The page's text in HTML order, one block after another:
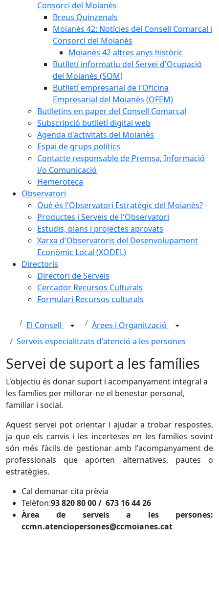
Consorci del Moianès
Breus Quinzenals
Moianès 42: Notícies del Consell Comarcal i
Consorci del Moianès
Moianès 42 altres anys històric
Butlletí informatiu del Servei d'Ocupació
del Moianès (SOM)
Butlletí empresarial de l'Oficina
Empresarial del Moianès (OFEM)
Butlletins en paper del Consell Comarcal
Subscripció butlletí digital web
Agenda d'activitats del Moianès
Espai de grups polítics
Contacte responsable de Premsa, Informació
i/o Comunicació
Hemeroteca
Observatori
Què és l'Observatori Estratègic del Moianès?
Productes i Serveis de l'Observatori
Estudis, plans i projectes aprovats
Xarxa d'Observatoris del Desenvolupament
Econòmic Local (XODEL)
Directoris
Directori de Serveis
Cercador Recursos Culturals
Formulari Recursos culturals
El Consell
Àrees i Organització
Serveis especialitzats d'atenció a les persones
Servei de suport a les famílies
L'objectiu és donar suport i acompanyament integral a
les famílies per millorar-ne el benestar personal,
familiar i social.
Aquest servei pot orientar i ajudar a trobar respostes,
ja que els canvis i les incerteses en les famílies sovint
són més fàcils de gestionar amb l'acompanyament de
professionals que aporten alternatives, pautes o
estratègies.
Cal demanar cita prèvia
Telèfon:93 820 80 00 / 673 16 44 26
Àrea de serveis a les persones:
ccmn.atenciopersones@ccmoianes.cat